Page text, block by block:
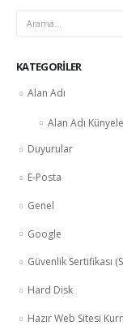
KATEGORILER
Alan Adı
Alan Adı
Duyurular
E-Posta
Genel
Google
Güvenlik Sertifikası
Hard Disk
Hazır Web Sitesi